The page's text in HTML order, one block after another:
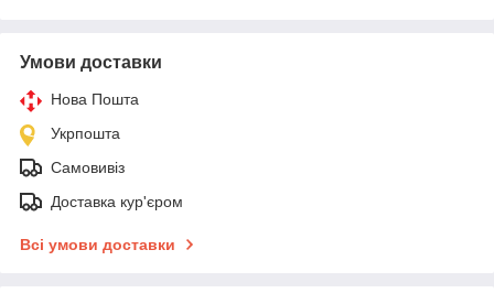
Умови доставки
Нова Пошта
Укрпошта
Самовивіз
Доставка кур'єром
Всі умови доставки